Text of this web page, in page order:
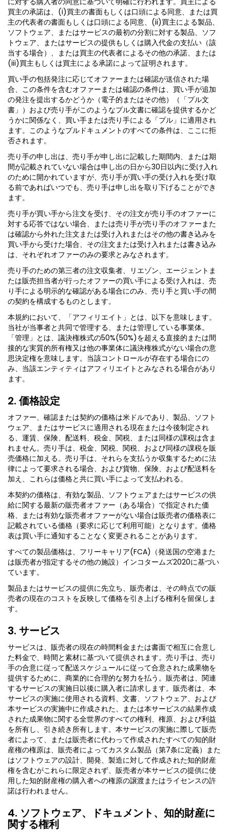
買主の承諾は、(i)買主の書面もしくは口頭による同意、または買
主の代表者の書面もしくは口頭による同意、(ii)買主による製品、
ソフトウェア、またはサービスの最初の分割に対する製品、ソフ
トウェア、またはサービスの提供もしくは購入代金の支払い（該
当する場合）、または買主の代表者によるその他の承諾、または
(iii)買主もしくは買主による承諾によって証明されます。
買い手の包括発注に応じてオファーまたは確認が送信された場
合、この条件を含むオファーまたは確認の条件は、買い手が追加
の発注を提出するかどうか（電子的またはその他）（「プル文
書」）および売り手がこのようなプル文書に確認を提供するかど
うかに関係なく、買い手または売り手による「プル」に適用され
ます。このようなプルドキュメントのすべての条件は、ここに拒
否されます。
売り手の申し出は、売り手が申し出に記載した期間内、または期
間が記載されていない場合は申し出の日から30日以内に受け入れ
のために開かれていますが、売り手が買い手の受け入れを受け取
る前であればいつでも、売り手は申し出を取り下げることができ
ます。
売り手が買い手から注文を受け、その注文が売り手のオファーに
対する応答ではない場合、または売り手が売り手のオファーまた
は確認から外れた注文または受け入れまたはその他の書き込みを
買い手から受けた場合、その注文または受け入れまたは書き込み
は、それぞれオファーのみの要求とみなされます。
売り手のための第三者の注文収集者、リエゾン、エージェントま
たは販売担当者が行ったオファーの買い手による受け入れは、売
り手による明示的な確認がある場合にのみ、売り手と買い手の間
の契約を構成するものとします。
本規約において、「アフィリエイト」とは、以下を意味します。
当社が当事者と共同で管理する、または管理している事業体。
「管理」とは、議決権株式の50%(50%)を超える直接的または間
接的な実質的所有権又は他の事業体に議決権株式がない場合の意
思決定権を意味します。当該コントロールが存在する場合にの
み、当該エンティティはアフィリエイトとみなされる場合があり
ます。
2. 価格設定
オファー、確認または契約の価格は米ドルであり、製品、ソフト
ウェア、またはサービスに適用される現在または今後制定され
る、運賃、保険、配送料、税金、関税、または同様の課税は含ま
れません。売り手は、税金、関税、関税、および同様の課税を販
売価格に加える。売り手は、それらを支払うか収集するために法
律によって要求される場合、および貨物、保険、および配送料を
加え、これらは価格と共に買い手によって支払われる。
本契約の価格は、有効な製品、ソフトウェアまたはサービスの供
給に関する最新の販売者オファー（ある場合）で指定された価
格、または有効な販売者オファーがない場合は販売者の価格表に
記載されている価格（要求に応じて利用可能）となります。価格
表は買い手に通知することなく変更されることがあります。
すべての製品価格は、フリーキャリア(FCA)（発送国の空港また
は販売者が指定するその他の施設）インコタームズ2020に基づい
ています。
製品またはサービスの提供に先立ち、販売者は、その時点での販
売者の現在のコストを反映して価格を引き上げる権利を留保しま
す。
3. サービス
サービスは、販売者の現在の時間料金または書面で相互に合意し
た料金で、時間と素材に基づいて提供されます。売り手は、売り
手の合意に従って配送スケジュールに従って合意された成果物を
提供するために、商業的に合理的な努力を払う。販売者は、関連
するサービスの実施日以後に購入者に請求します。販売者は、本
サービスの実施に使用される資料、文書、ソフトウェア、および
本サービスの実施中に作成された、または本サービスの結果作成
された成果物に関する全世界のすべての権利、権原、および利益
を所有し、引き続き所有します。本サービスの実施に際して販売
者によって、または販売者に代わって作成されたすべての知的財
産権の権原は、販売者によってカスタム製品（第7条に定義）また
はソフトウェアの設計、開発、製造に対して作成された知的財産
権を含むがこれらに限定されず、販売者が本サービスの提供に使
用した知的財産権の購入者への権原の譲渡またはライセンスの許
諾は行われません。
4. ソフトウェア、ドキュメント、知的財産に
関する権利